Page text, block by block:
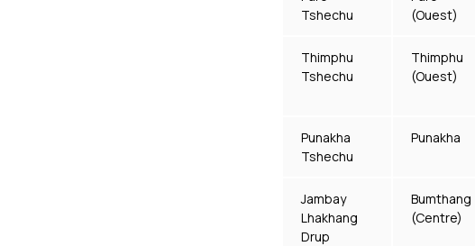
Tshechu
(Ouest)
Thimphu
Tshechu
Thimphu
(Ouest)
Punakha
Tshechu
Punakha
Jambay
Lhakhang
Drup
Bumthang
(Centre)